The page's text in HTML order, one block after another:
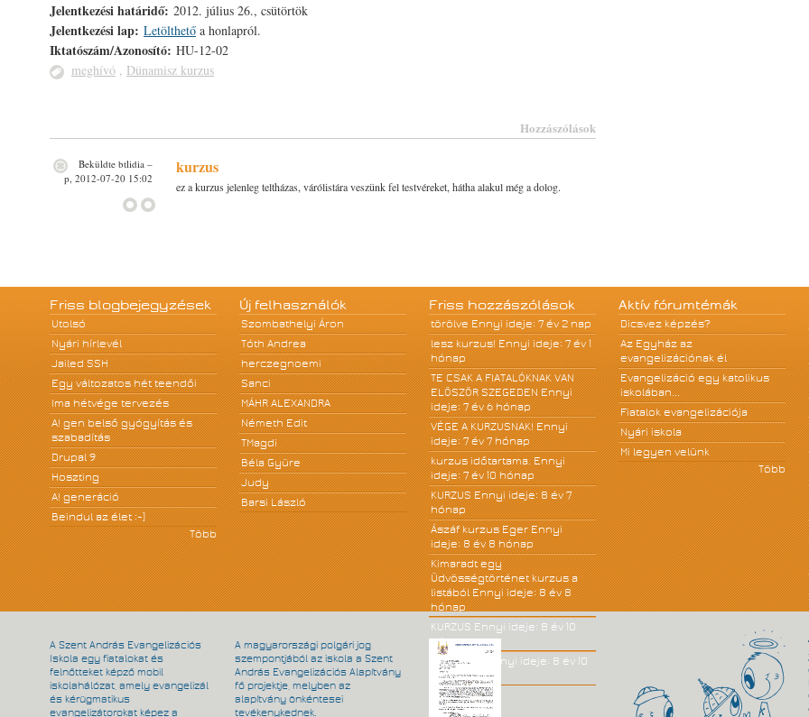
Jelentkezési határidő: 2012. július 26., csütörtök
Jelentkezési lap: Letölthető a honlapról.
Iktatószám/Azonosító: HU-12-02
meghívó , Dünamisz kurzus
Hozzászólások
kurzus
ez a kurzus jelenleg teltházas, várólistára veszünk fel testvéreket, hátha alakul még a dolog.
Beküldte btlidia –
p, 2012-07-20 15:02
Friss blogbejegyzések
Utolsó
Nyári hírlevél
Jailed SSH
Egy változatos hét teendői
Ima hétvége tervezés
A! gen belső gyógyítás és
szabadítás
Drupal 9
Hoszting
A! generáció
Beindul az élet :-)
Több
Új felhasználók
Szombathelyi Áron
Tóth Andrea
herczegnoemi
Sanci
MÁHR ALEXANDRA
Németh Edit
TMagdi
Béla Gyüre
Judy
Barsi László
Friss hozzászólások
törölve Ennyi ideje: 7 év 2 nap
lesz kurzus! Ennyi ideje: 7 év 1
hónap
TE CSAK A FIATALÓKNAK VAN
ELÖSZÖR SZEGEDEN Ennyi
ideje: 7 év 6 hónap
VÉGE A KURZUSNAK! Ennyi
ideje: 7 év 7 hónap
kurzus időtartama. Ennyi
ideje: 7 év 10 hónap
KURZUS Ennyi ideje: 8 év 7
hónap
Ászáf kurzus Eger Ennyi
ideje: 8 év 8 hónap
Kimaradt egy
Üdvösségtörténet kurzus a
listából Ennyi ideje: 8 év 8
hónap
KURZUS Ennyi ideje: 8 év 10
hónap
JÓ KÖNYV!
Ennyi ideje: 8 év 10
hónap
Aktív fórumtémák
Dicsvez képzés?
Az Egyház az
evangelizációnak él
Evangelizáció egy katolikus
iskolában...
Fiatalok evangelizációja
Nyári iskola
Mi legyen velünk
Több
A Szent András Evangelizációs
Iskola egy fiatalokat és
felnőtteket képző mobil
iskolahálózat, amely evangelizál
és kérügmatikus
evangelizátorokat képez a
A magyarországi polgári jog
szempontjából az iskola a Szent
András Evangelizációs Alapítvány
fő projektje, melyben az
alapítvány önkéntesei
tevékenykednek.